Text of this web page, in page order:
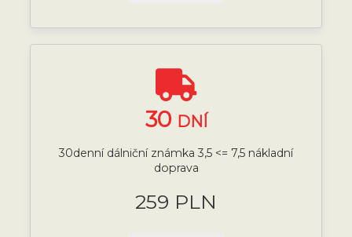
30 DNÍ
30denní dálniční známka 3,5 <= 7,5 nákladní
doprava
259 PLN